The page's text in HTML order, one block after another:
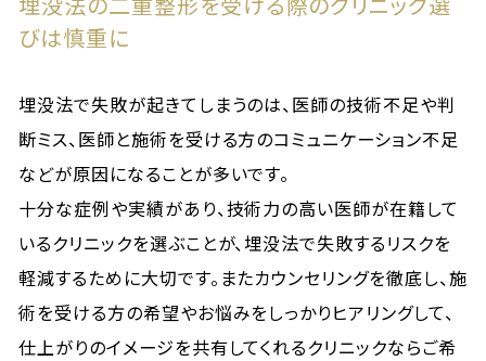
びは慎重に
埋没法で失敗が起きてしまうのは、医師の技術不足や判
断ミス、医師と施術を受ける方のコミュニケーション不足
などが原因になることが多いです。
十分な症例や実績があり、技術力の高い医師が在籍して
いるクリニックを選ぶことが、埋没法で失敗するリスクを
軽減するために大切です。またカウンセリングを徹底し、施
術を受ける方の希望やお悩みをしっかりヒアリングして、
仕上がりのイメージを共有してくれるクリニックならご希